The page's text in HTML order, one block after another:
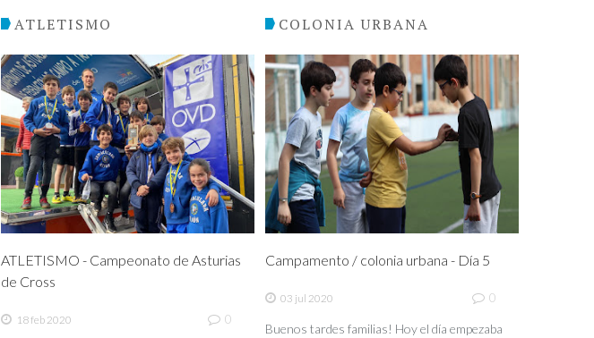
ATLETISMO
ATLETISMO - Campeonato de Asturias
de Cross
18 feb 2020 0
COLONIA URBANA
Campamento / colonia urbana - Día 5
03 jul 2020 0
Buenos tardes familias! Hoy el día empezaba